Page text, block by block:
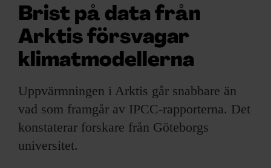
:
NYHETSBREV
ARKIV & E-TIDNING
LYSSNA/PODD
Brist på data från
Arktis försvagar
klimatmodellerna
Uppvärmningen i Arktis går snabbare än
vad som framgår av IPCC-rapporterna. Det
konstaterar forskare från Göteborgs
universitet.